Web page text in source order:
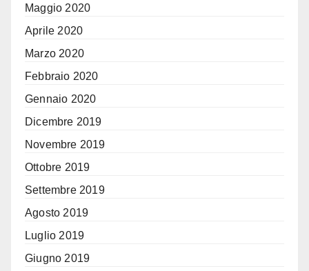
Maggio 2020
Aprile 2020
Marzo 2020
Febbraio 2020
Gennaio 2020
Dicembre 2019
Novembre 2019
Ottobre 2019
Settembre 2019
Agosto 2019
Luglio 2019
Giugno 2019